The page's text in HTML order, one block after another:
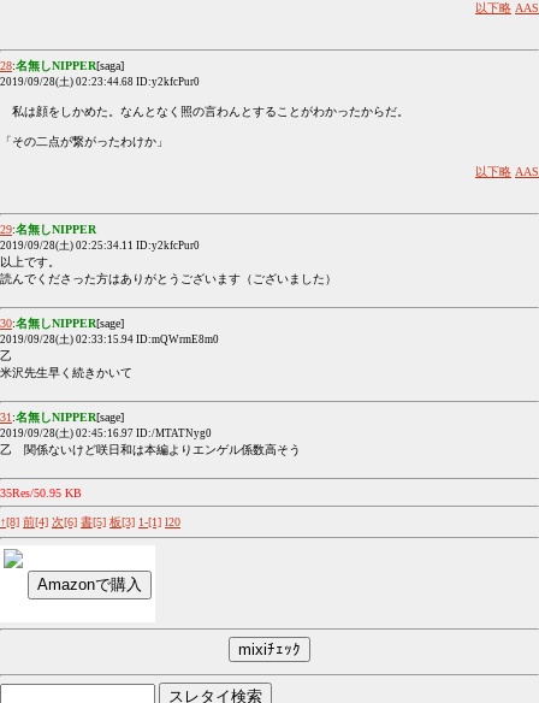
以下略 AAS
28:名無しNIPPER[saga]
2019/09/28(土) 02:23:44.68 ID:y2kfcPur0
私は顔をしかめた。なんとなく照の言わんとすることがわかったからだ。
「その二点が繋がったわけか」
以下略 AAS
29:名無しNIPPER
2019/09/28(土) 02:25:34.11 ID:y2kfcPur0
以上です。
読んでくださった方はありがとうございます（ございました）
30:名無しNIPPER[sage]
2019/09/28(土) 02:33:15.94 ID:mQWrmE8m0
乙
米沢先生早く続きかいて
31 :名無しNIPPER[sage]
2019/09/28(土) 02:45:16.97 ID:/MTATNyg0
乙 関係ないけど咲日和は本編よりエンゲル係数高そう
35Res/50.95 KB
↑[8] 前[4] 次[6] 書[5] 板[3] 1-[1] l20